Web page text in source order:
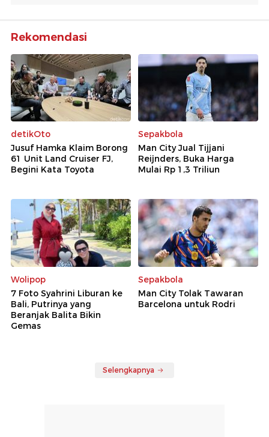
Rekomendasi
detikOto
Jusuf Hamka Klaim Borong
61 Unit Land Cruiser FJ,
Begini Kata Toyota
Sepakbola
Man City Jual Tijjani
Reijnders, Buka Harga
Mulai Rp 1,3 Triliun
Wolipop
7 Foto Syahrini Liburan ke
Bali, Putrinya yang
Beranjak Balita Bikin
Gemas
Sepakbola
Man City Tolak Tawaran
Barcelona untuk Rodri
Selengkapnya